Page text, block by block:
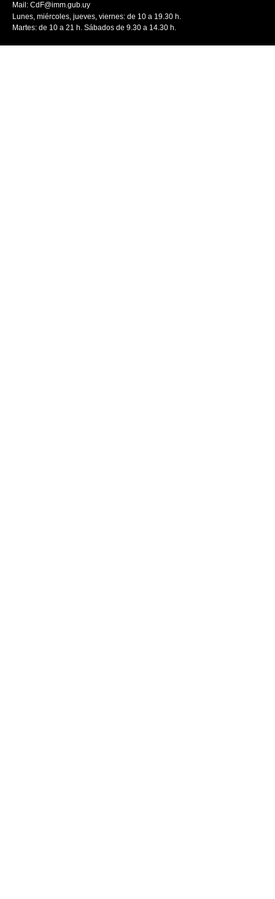
Mail: CdF@imm.gub.uy
Lunes, miércoles, jueves, viernes: de 10 a 19.30 h.
Martes: de 10 a 21 h. Sábados de 9.30 a 14.30 h.